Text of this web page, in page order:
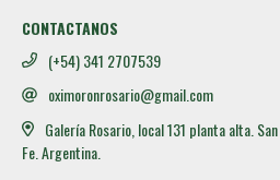
CONTACTANOS
(+54) 341 2707539
oximoronrosario@gmail.com
Galería Rosario, local 131 planta alta.
Fe. Argentina.